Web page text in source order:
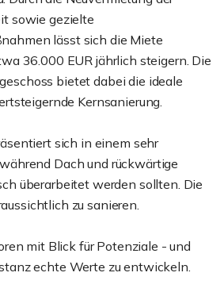
sowie gezielte
lässt sich die Miete
36.000 EUR jährlich steigern. Die
bietet dabei die ideale
Kernsanierung.
sich in einem sehr
Dach und rückwärtige
überarbeitet werden sollten. Die
zu sanieren.
mit Blick für Potenziale - und
echte Werte zu entwickeln.